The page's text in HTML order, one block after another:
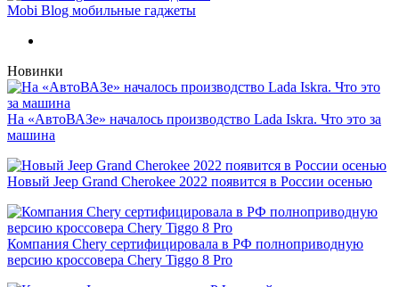
Mobi Blog мобильные гаджеты
Новинки
На «АвтоВАЗе» началось производство Lada Iskra. Что это за
машина
Новый Jeep Grand Cherokee 2022 появится в России осенью
Компания Chery сертифицировала в РФ полноприводную
версию кроссовера Chery Tiggo 8 Pro